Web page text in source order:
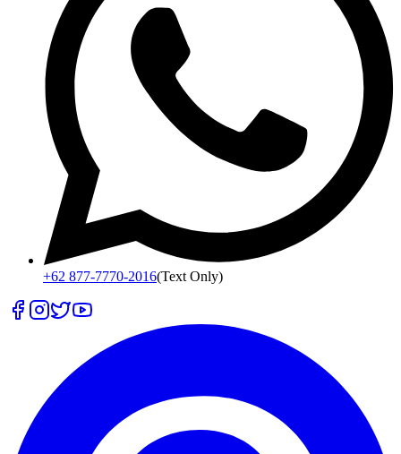
+62 877-7770-2016(Text Only)